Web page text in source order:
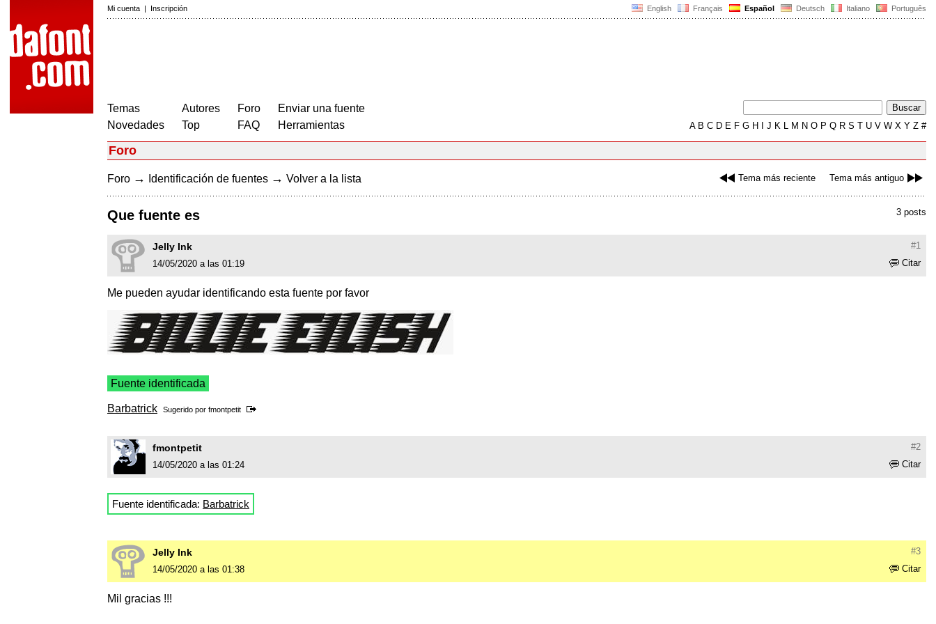
English Français Español Deutsch Italiano Português
Mi cuenta | Inscripción
Temas
Novedades
Autores
Top
Foro
FAQ
Enviar una fuente
Herramientas
AB C D E F G H J K L M N O P Q R S T U V W X Y Z #
Foro
Tema más reciente Tema más antiguo
Foro → Identificación de fuentes → Volver a la lista
3 posts
Que fuente es
#1
Jelly Ink
Citar
14/05/2020 a las 01:19
Me pueden ayudar identificando esta fuente por favor
Fuente identificada
Barbatrick Sugerido por fmontpetit
#2
fmontpetit
Citar
14/05/2020 a las 01:24
Fuente identificada: Barbatrick
#3
Jelly Ink
Citar
14/05/2020 a las 01:38
Mil gracias !!!